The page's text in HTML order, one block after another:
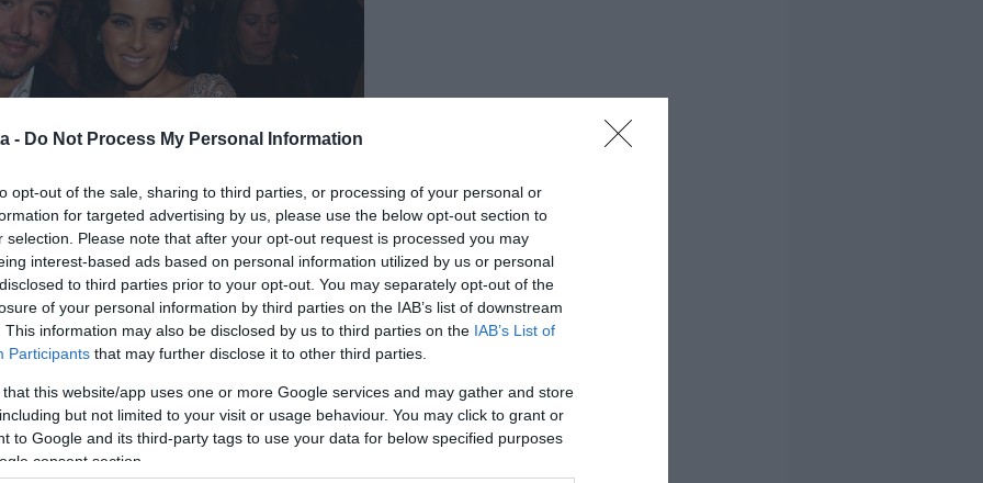
- Do Not Process My Personal Information
opt-out of the sale, sharing to third parties, or processing of your personal or
for targeted advertising by us, please use the below opt-out section to
selection. Please note that after your opt-out request is processed you may
interest-based ads based on personal information utilized by us or personal
to third parties prior to your opt-out. You may separately opt-out of the
of your personal information by third parties on the IAB’s list of downstream
This information may also be disclosed by us to third parties on the IAB’s List of
Participants that may further disclose it to other third parties.
that this website/app uses one or more Google services and may gather and store
but not limited to your visit or usage behaviour. You may click to grant or
to Google and its third-party tags to use your data for below specified purposes
consent section.
házasodtak össze, ám már egy ideje nem alkotnak